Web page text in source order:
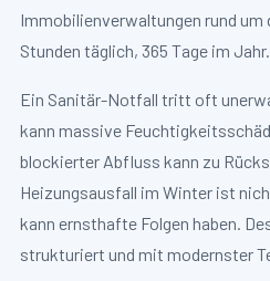
Immobilienverwaltungen rund um
Stunden täglich, 365 Tage im Jahr.
Ein Sanitär-Notfall tritt oft
kann massive
blockierter Abfluss kann zu
Heizungsausfall im Winter ist
kann ernsthafte Folgen haben.
strukturiert und mit modernster